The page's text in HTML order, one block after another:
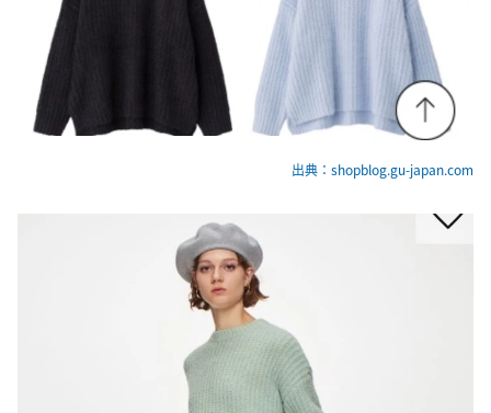
出典：shopblog.gu-japan.com